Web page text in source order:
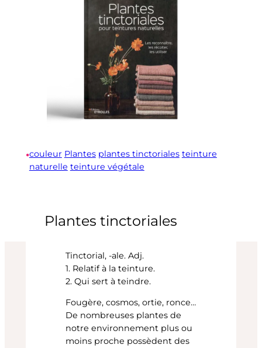
•couleur Plantes plantes tinctoriales teinture
naturelle teinture végétale
Plantes tinctoriales
Tinctorial, -ale. Adj.
1. Relatif à la teinture.
2. Qui sert à teindre.
Fougère, cosmos, ortie, ronce…
De nombreuses plantes de
notre environnement plus ou
moins proche possèdent des